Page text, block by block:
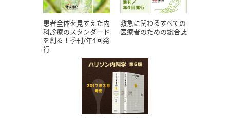
患者全体を見すえた内
科診療のスタンダード
を創る！季刊/年4回発
行
救急に関わるすべての
医療者のための総合誌